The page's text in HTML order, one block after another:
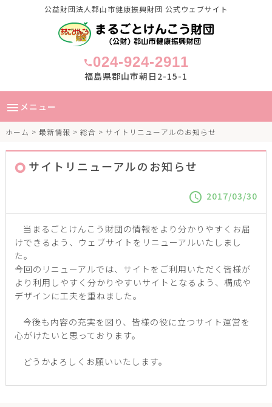
公益財団法人郡山市健康振興財団 公式ウェブサイト
call024-924-2911
福島県郡山市朝日2-15-1
menu メニュー
ホーム > 最新情報 > 総合 > サイトリニューアルのお知らせ
サイトリニューアルのお知らせ
schedule 2017/03/30
当まるごとけんこう財団の情報をより分かりやすくお届
けできるよう、ウェブサイトをリニューアルいたしまし
た。
今回のリニューアルでは、サイトをご利用いただく皆様が
より利用しやすく分かりやすいサイトとなるよう、構成や
デザインに工夫を重ねました。
今後も内容の充実を図り、皆様の役に立つサイト運営を
心がけたいと思っております。
どうかよろしくお願いいたします。